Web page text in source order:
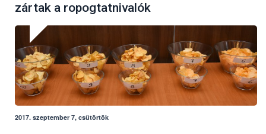
zártak a ropogtatnivalók
2017. szeptember 7, csütörtök